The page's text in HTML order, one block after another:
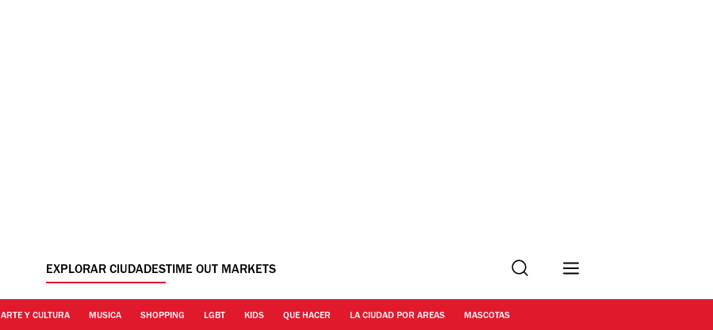
EXPLORAR CIUDADESTIME OUT MARKETS Buscar
ARTE Y CULTURA MUSICA SHOPPING LGBT KIDS QUE HACER LA CIUDAD POR AREAS MASCOTAS